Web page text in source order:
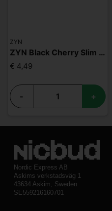
ZYN
ZYN Black Cherry Slim S3
€ 4,49
- +
Nordic Express AB
Askims verkstadsväg 1
43634 Askim, Sweden
SE559216160701